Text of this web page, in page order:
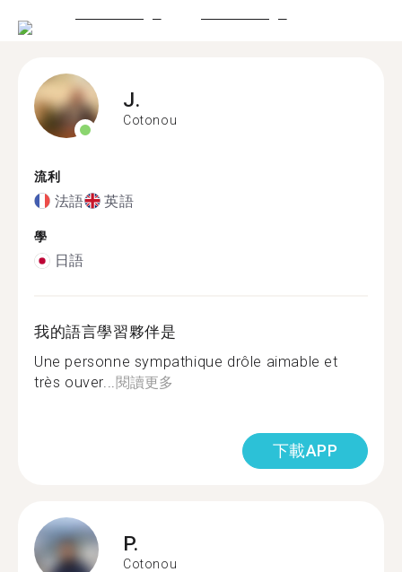
J.
Cotonou
流利
法語 英語
學
日語
我的語言學習夥伴是
Une personne sympathique drôle aimable et
très ouver...閱讀更多
下載APP
P.
Cotonou